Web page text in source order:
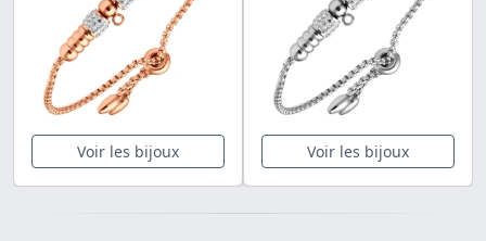
Voir les bijoux Voir les bijoux